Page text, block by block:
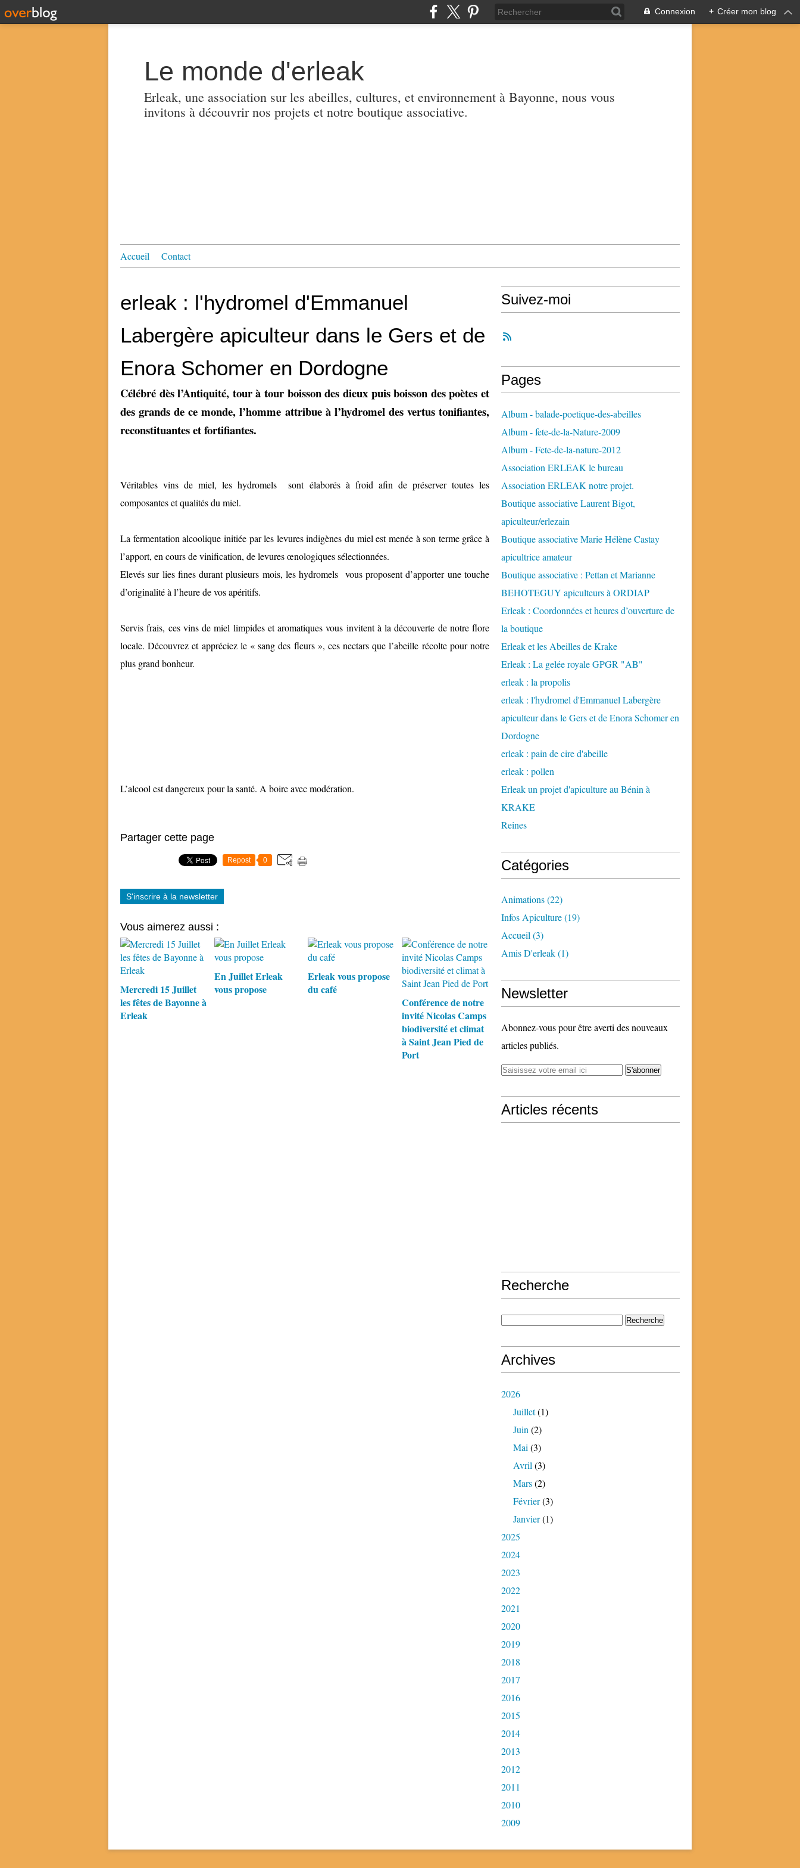
Connexion + Créer mon blog
Le monde d'erleak
Erleak, une association sur les abeilles, cultures, et environnement à Bayonne, nous vous
invitons à découvrir nos projets et notre boutique associative.
Accueil Contact
erleak : l'hydromel d'Emmanuel
Labergère apiculteur dans le Gers et de
Enora Schomer en Dordogne
Célébré dès l’Antiquité, tour à tour boisson des dieux puis boisson des poètes et
des grands de ce monde, l’homme attribue à l’hydromel des vertus tonifiantes,
reconstituantes et fortifiantes.
Véritables vins de miel, les hydromels sont élaborés à froid afin de préserver toutes les
composantes et qualités du miel.
La fermentation alcoolique initiée par les levures indigènes du miel est menée à son terme grâce à
l’apport, en cours de vinification, de levures œnologiques sélectionnées.
Elevés sur lies fines durant plusieurs mois, les hydromels vous proposent d’apporter une touche
d’originalité à l’heure de vos apéritifs.
Servis frais, ces vins de miel limpides et aromatiques vous invitent à la découverte de notre flore
locale. Découvrez et appréciez le « sang des fleurs », ces nectars que l’abeille récolte pour notre
plus grand bonheur.
L’alcool est dangereux pour la santé. A boire avec modération.
Partager cette page
Repost 0
S'inscrire à la newsletter
Vous aimerez aussi :
Mercredi 15 Juillet
les fêtes de Bayonne à
Erleak
En Juillet Erleak
vous propose
Erleak vous propose
du café
Conférence de notre
invité Nicolas Camps
biodiversité et climat
à Saint Jean Pied de
Port
Suivez-moi
Pages
Album - balade-poetique-des-abeilles
Album - fete-de-la-Nature-2009
Album - Fete-de-la-nature-2012
Association ERLEAK le bureau
Association ERLEAK notre projet.
Boutique associative Laurent Bigot,
apiculteur/erlezain
Boutique associative Marie Hélène Castay
apicultrice amateur
Boutique associative : Pettan et Marianne
BEHOTEGUY apiculteurs à ORDIAP
Erleak : Coordonnées et heures d’ouverture de
la boutique
Erleak et les Abeilles de Krake
Erleak : La gelée royale GPGR "AB"
erleak : la propolis
erleak : l'hydromel d'Emmanuel Labergère
apiculteur dans le Gers et de Enora Schomer en
Dordogne
erleak : pain de cire d'abeille
erleak : pollen
Erleak un projet d'apiculture au Bénin à
KRAKE
Reines
Catégories
Animations(22)
Infos Apiculture(19)
Accueil (3)
Amis D'erleak(1)
Newsletter
Abonnez-vous pour être averti des nouveaux
articles publiés.
Articles récents
Recherche
Archives
2026
Juillet(1)
Juin (2)
Mai (3)
Avril (3)
Mars(2)
Février(3)
Janvier(1)
2025
2024
2023
2022
2021
2020
2019
2018
2017
2016
2015
2014
2013
2012
2011
2010
2009